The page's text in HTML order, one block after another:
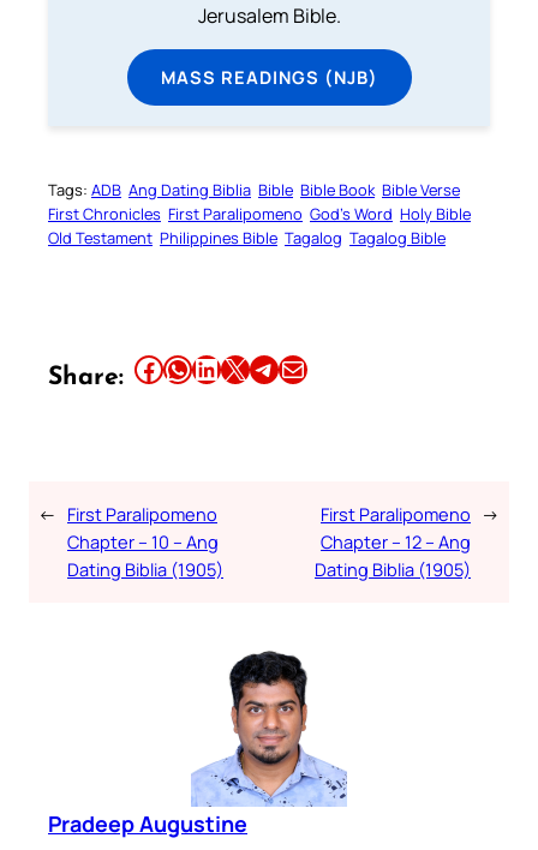
Jerusalem Bible.
MASS READINGS (NJB)
Tags: ADB Ang Dating Biblia Bible Bible Book Bible Verse
First Chronicles First Paralipomeno God’s Word Holy Bible
Old Testament Philippines Bible Tagalog Tagalog Bible
Share: Share this article on Facebook Share this article on WhatsApp Share this article on LinkedIn Share this article on X Share this article on TelegramEmail this Article
← First Paralipomeno
Chapter – 10 – Ang
Dating Biblia (1905)
First Paralipomeno
Chapter – 12 – Ang
Dating Biblia (1905)
→
Pradeep Augustine